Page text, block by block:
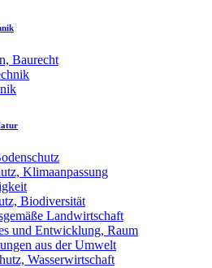
Baurecht
Klimaanpassung
Biodiversität
Landwirtschaft
und Entwicklung, Raum
aus der Umwelt
Wasserwirtschaft